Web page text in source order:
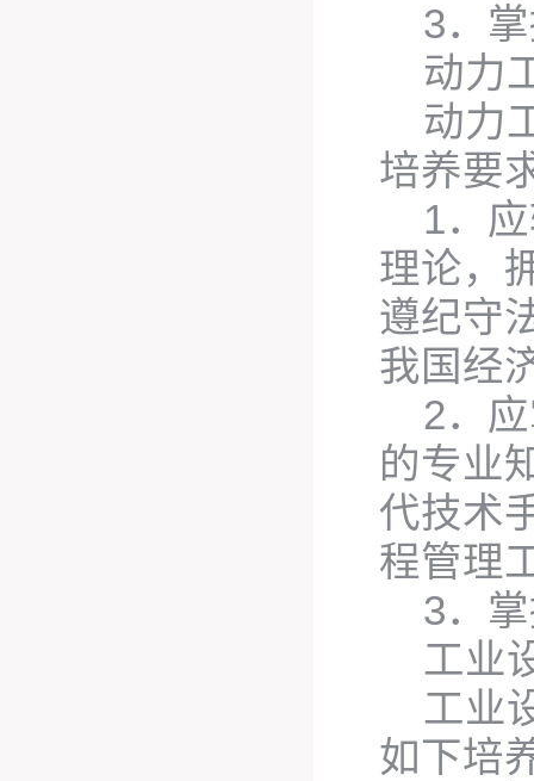
3．
动力
动力
培养要
1．
理论，
遵纪守
我国经
2．
的专业
代技术
程管理
3．
工业
工业
如下培